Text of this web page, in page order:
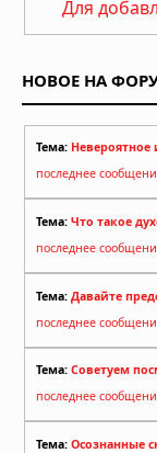
Для
НОВОЕ НА
Тема:
последнее
Тема: Что такое
последнее
Тема: Давайте
последнее
Тема: Советуем
последнее
Тема: Осознанные